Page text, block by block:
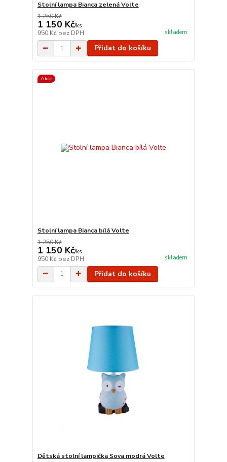
Stolní lampa Bianca zelená Volte
1 250 Kč
1 150 Kč/ks
950 Kč bez DPH skladem
Přidat do košíku
Akce
Stolní lampa Bianca bílá Volte
1 250 Kč
1 150 Kč/ks
950 Kč bez DPH skladem
Přidat do košíku
Dětská stolní lampička Sova modrá Volte